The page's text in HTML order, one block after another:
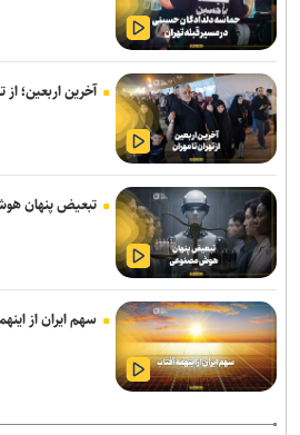
خبرنگاری رسالتی اخلاقی در مسیر کشف
است
از هوش مصنوعی تا تغذیه رایگان؛ بسته
مهارتی دانشگاه آزاد
پیام رئیس جهاددانشگاهی به مناسبت روز
در تبیین واقعیت‌ها و تقویت انسجام اجتماعی
بازنگری کامل رشته‌های عمران، صنایع و
رشته‌های جدید جایگزین رشته‌های
دارو‌های دیابت را از نظر تأثیر بر چربی و
اعلام زمان فرآیند اسکان تابستانه
طراحی پلتفرم هوشمند اکتشاف مواد
آخرین اربعین؛ از
تبعیض پنهان
سهم ایران از